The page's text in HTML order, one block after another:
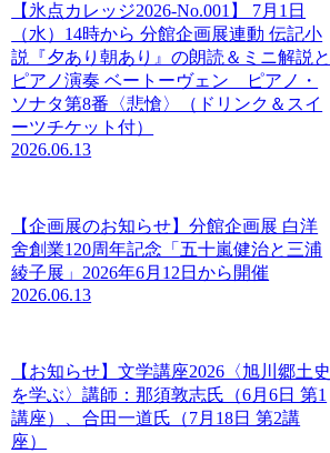
【氷点カレッジ2026-No.001】 7月1日
（水）14時から 分館企画展連動 伝記小
説『夕あり朝あり』の朗読＆ミニ解説と
ピアノ演奏 ベートーヴェン ピアノ・
ソナタ第8番〈悲愴〉（ドリンク＆スイ
ーツチケット付）
2026.06.13
【企画展のお知らせ】分館企画展 白洋
舍創業120周年記念「五十嵐健治と三浦
綾子展」2026年6月12日から開催
2026.06.13
【お知らせ】文学講座2026〈旭川郷土史
を学ぶ〉講師：那須敦志氏（6月6日 第1
講座）、合田一道氏（7月18日 第2講
座）